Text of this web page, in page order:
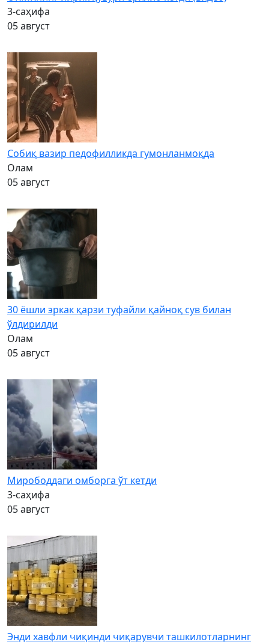
3-саҳифа
05 август
Собиқ вазир педофилликда гумонланмоқда
Олам
05 август
30 ёшли эркак қарзи туфайли қайноқ сув билан
ўлдирилди
Олам
05 август
Мирободдаги омборга ўт кетди
3-саҳифа
05 август
Энди хавфли чиқинди чиқарувчи ташкилотларнинг